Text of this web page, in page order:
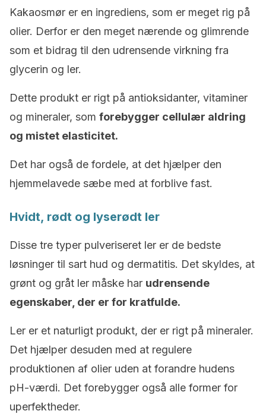
Kakaosmør er en ingrediens, som er meget rig på
olier. Derfor er den meget nærende og glimrende
som et bidrag til den udrensende virkning fra
glycerin og ler.
Dette produkt er rigt på antioksidanter, vitaminer
og mineraler, som forebygger cellulær aldring
og mistet elasticitet.
Det har også de fordele, at det hjælper den
hjemmelavede sæbe med at forblive fast.
Hvidt, rødt og lyserødt ler
Disse tre typer pulveriseret ler er de bedste
løsninger til sart hud og dermatitis. Det skyldes, at
grønt og gråt ler måske har udrensende
egenskaber, der er for kratfulde.
Ler er et naturligt produkt, der er rigt på mineraler.
Det hjælper desuden med at regulere
produktionen af olier uden at forandre hudens
pH-værdi. Det forebygger også alle former for
uperfektheder.